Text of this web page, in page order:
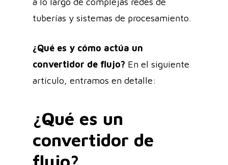
tuberías y sistemas de procesamiento.
¿Qué es y cómo actúa un
convertidor de flujo? En el siguiente
artículo, entramos en detalle:
¿Qué es un
convertidor de
flujo?